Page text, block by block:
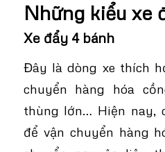
Những kiểu xe
Xe đẩy 4 bánh
Đây là dòng xe thích
chuyển hàng hóa
thùng lớn… Hiện nay,
để vận chuyển hàng